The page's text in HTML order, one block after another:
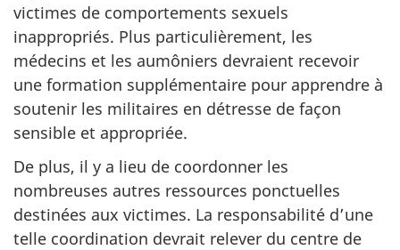
victimes de comportements sexuels
inappropriés. Plus particulièrement, les
médecins et les aumôniers devraient recevoir
une formation supplémentaire pour apprendre à
soutenir les militaires en détresse de façon
sensible et appropriée.
De plus, il y a lieu de coordonner les
nombreuses autres ressources ponctuelles
destinées aux victimes. La responsabilité d’une
telle coordination devrait relever du centre de